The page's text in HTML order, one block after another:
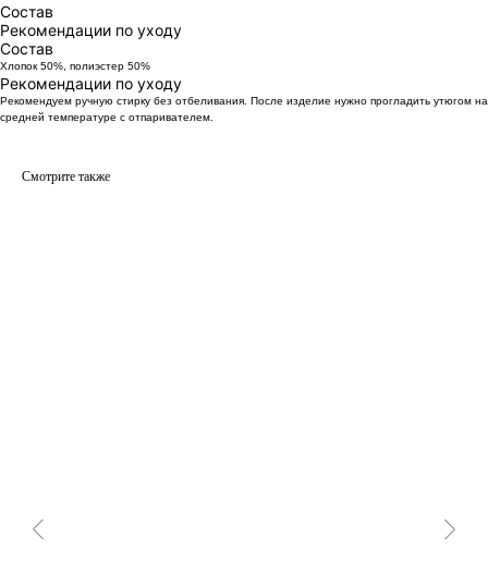
Состав
Рекомендации по уходу
Состав
Хлопок 50%, полиэстер 50%
Рекомендации по уходу
Рекомендуем ручную стирку без отбеливания. После изделие нужно прогладить утюгом на
средней температуре с отпаривателем.
Смотрите также